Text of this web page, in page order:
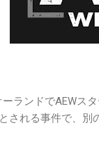
ランドでAEWス
される事件で、別